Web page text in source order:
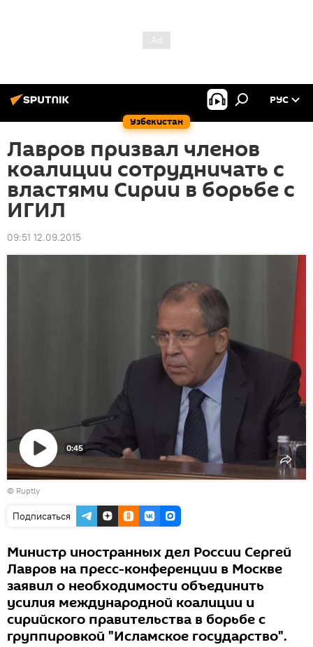
Узбекистан
РУС
Лавров призвал членов
коалиции сотрудничать с
властями Сирии в борьбе с
ИГИЛ
09:51 12.09.2015
Воспроизвести
видео
0:45
© Ruptly
Подписаться
Министр иностранных дел России Сергей
Лавров на пресс-конференции в Москве
заявил о необходимости объединить
усилия международной коалиции и
сирийского правительства в борьбе с
группировкой "Исламское государство".